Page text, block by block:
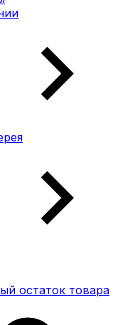
остаток товара